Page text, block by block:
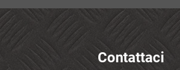
Contattaci